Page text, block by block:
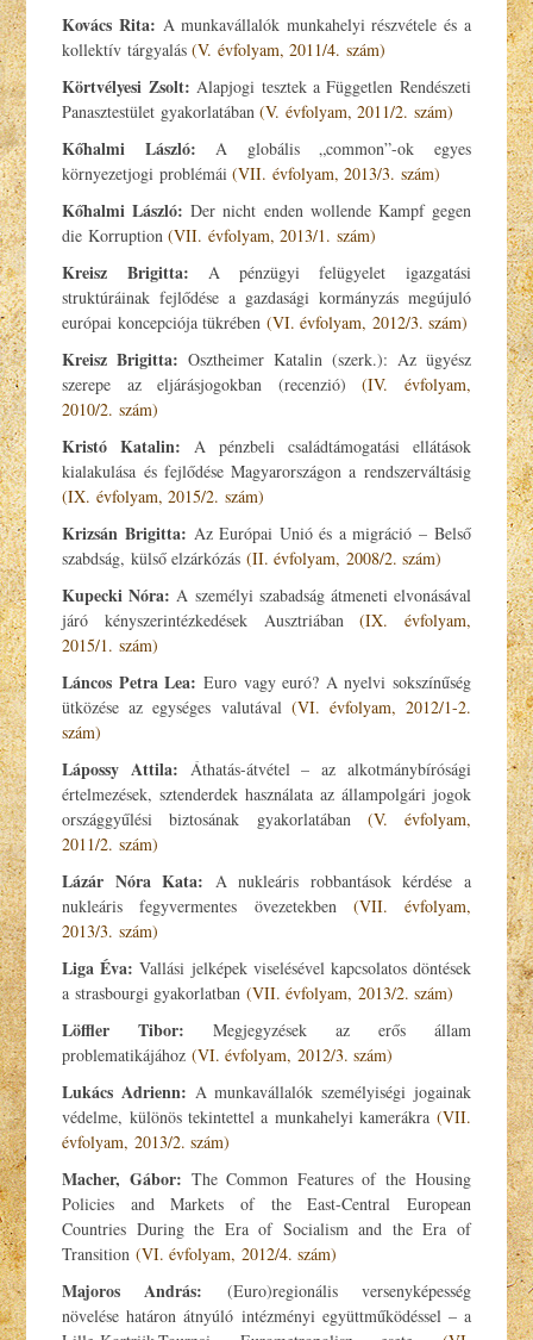
Kovács Rita: A munkavállalók munkahelyi részvétele és a
kollektív tárgyalás(V. évfolyam, 2011/4. szám)
Körtvélyesi Zsolt: Alapjogi tesztek a Független Rendészeti
Panasztestület gyakorlatában(V. évfolyam, 2011/2. szám)
Kőhalmi László: A globális „common”-ok egyes
környezetjogi problémái(VII. évfolyam, 2013/3. szám)
Kőhalmi László: Der nicht enden wollende Kampf gegen
die Korruption(VII. évfolyam, 2013/1. szám)
Kreisz Brigitta: A pénzügyi felügyelet igazgatási
struktúráinak fejlődése a gazdasági kormányzás megújuló
európai koncepciója tükrében (VI. évfolyam, 2012/3. szám)
Kreisz Brigitta: Osztheimer Katalin (szerk.): Az ügyész
szerepe az eljárásjogokban (recenzió)(IV. évfolyam,
2010/2. szám)
Kristó Katalin: A pénzbeli családtámogatási ellátások
kialakulása és fejlődése Magyarországon a rendszerváltásig
(IX. évfolyam, 2015/2. szám)
Krizsán Brigitta: Az Európai Unió és a migráció – Belső
szabdság, külső elzárkózás (II. évfolyam, 2008/2. szám)
Kupecki Nóra: A személyi szabadság átmeneti elvonásával
járó kényszerintézkedések Ausztriában(IX. évfolyam,
2015/1. szám)
Láncos Petra Lea: Euro vagy euró? A nyelvi sokszínűség
ütközése az egységes valutával (VI. évfolyam, 2012/1-2.
szám)
Lápossy Attila: Áthatás-átvétel – az alkotmánybírósági
értelmezések, sztenderdek használata az állampolgári jogok
országgyűlési biztosának gyakorlatában (V. évfolyam,
2011/2. szám)
Lázár Nóra Kata: A nukleáris robbantások kérdése a
nukleáris fegyvermentes övezetekben (VII. évfolyam,
2013/3. szám)
Liga Éva: Vallási jelképek viselésével kapcsolatos döntések
a strasbourgi gyakorlatban (VII. évfolyam, 2013/2. szám)
Löffler Tibor: Megjegyzések az erős állam
problematikájához (VI. évfolyam, 2012/3. szám)
Lukács Adrienn: A munkavállalók személyiségi jogainak
védelme, különös tekintettel a munkahelyi kamerákra (VII.
évfolyam, 2013/2. szám)
Macher, Gábor: The Common Features of the Housing
Policies and Markets of the East-Central European
Countries During the Era of Socialism and the Era of
Transition (VI. évfolyam, 2012/4. szám)
Majoros András: (Euro)regionális versenyképesség
növelése határon átnyúló intézményi együttműködéssel – a